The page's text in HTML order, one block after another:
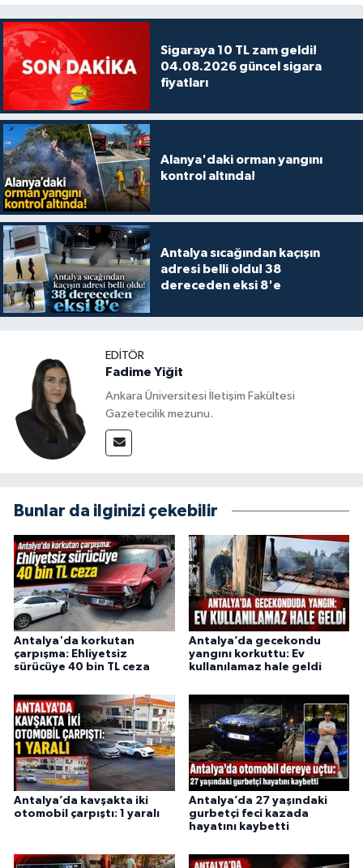
Sigaraya 10 TL zam geldi!
04.08.2026 güncel sigara
fiyatları
Alanya'daki orman yangını
kontrol altında!
Antalya sıcağından kaçışın
adresi belli oldu! 38
dereceden eksi 8'e
EDITÖR
Fadime Yiğit
Ankara Üniversitesi İletişim Fakültesi
Gazetecilik mezunu.
Bunlar da ilginizi çekebilir
Antalya'da korkutan
çarpışma: Ehliyetsiz
sürücüye 40 bin TL ceza
Antalya’da gecekondu
yangını korkuttu: Ev
kullanılamaz hale geldi
Antalya’da kavşakta iki
otomobil çarpıştı: 1 yaralı
Antalya’da 27 yaşındaki
gurbetçi feci kazada
hayatını kaybetti